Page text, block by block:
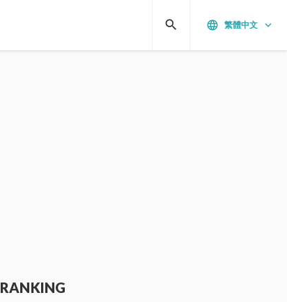
language 繁體中文 keyboard_arrow_down
search
RANKING